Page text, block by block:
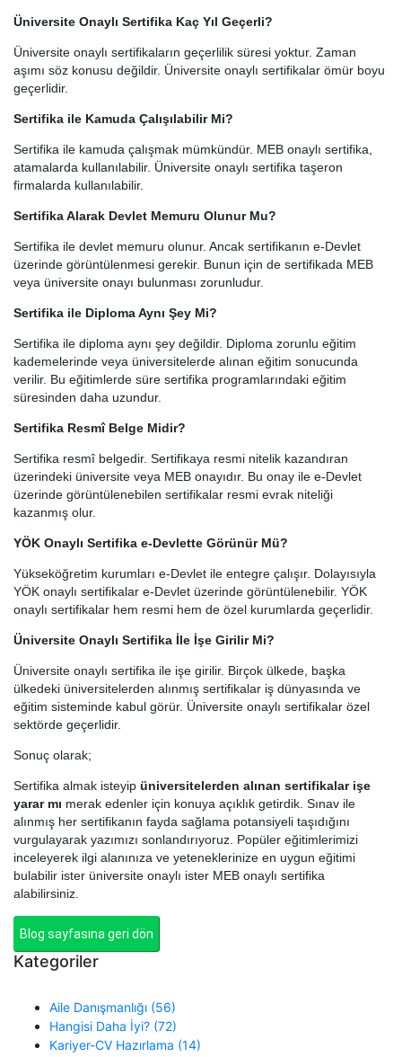
Üniversite Onaylı Sertifika Kaç Yıl Geçerli?
Üniversite onaylı sertifikaların geçerlilik süresi yoktur. Zaman
aşımı söz konusu değildir. Üniversite onaylı sertifikalar ömür boyu
geçerlidir.
Sertifika ile Kamuda Çalışılabilir Mi?
Sertifika ile kamuda çalışmak mümkündür. MEB onaylı sertifika,
atamalarda kullanılabilir. Üniversite onaylı sertifika taşeron
firmalarda kullanılabilir.
Sertifika Alarak Devlet Memuru Olunur Mu?
Sertifika ile devlet memuru olunur. Ancak sertifikanın e-Devlet
üzerinde görüntülenmesi gerekir. Bunun için de sertifikada MEB
veya üniversite onayı bulunması zorunludur.
Sertifika ile Diploma Aynı Şey Mi?
Sertifika ile diploma aynı şey değildir. Diploma zorunlu eğitim
kademelerinde veya üniversitelerde alınan eğitim sonucunda
verilir. Bu eğitimlerde süre sertifika programlarındaki eğitim
süresinden daha uzundur.
Sertifika Resmî Belge Midir?
Sertifika resmî belgedir. Sertifikaya resmi nitelik kazandıran
üzerindeki üniversite veya MEB onayıdır. Bu onay ile e-Devlet
üzerinde görüntülenebilen sertifikalar resmi evrak niteliği
kazanmış olur.
YÖK Onaylı Sertifika e-Devlette Görünür Mü?
Yükseköğretim kurumları e-Devlet ile entegre çalışır. Dolayısıyla
YÖK onaylı sertifikalar e-Devlet üzerinde görüntülenebilir. YÖK
onaylı sertifikalar hem resmi hem de özel kurumlarda geçerlidir.
Üniversite Onaylı Sertifika İle İşe Girilir Mi?
Üniversite onaylı sertifika ile işe girilir. Birçok ülkede, başka
ülkedeki üniversitelerden alınmış sertifikalar iş dünyasında ve
eğitim sisteminde kabul görür. Üniversite onaylı sertifikalar özel
sektörde geçerlidir.
Sonuç olarak;
Sertifika almak isteyip üniversitelerden alınan sertifikalar işe
yarar mı merak edenler için konuya açıklık getirdik. Sınav ile
alınmış her sertifikanın fayda sağlama potansiyeli taşıdığını
vurgulayarak yazımızı sonlandırıyoruz. Popüler eğitimlerimizi
inceleyerek ilgi alanınıza ve yeteneklerinize en uygun eğitimi
bulabilir ister üniversite onaylı ister MEB onaylı sertifika
alabilirsiniz.
Blog sayfasına geri dön
Kategoriler
Aile Danışmanlığı (56)
Hangisi Daha İyi? (72)
Kariyer-CV Hazırlama (14)